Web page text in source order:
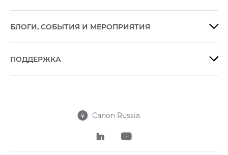
БЛОГИ, СОБЫТИЯ И МЕРОПРИЯТИЯ 
ПОДДЕРЖКА 
 Canon Russia
 